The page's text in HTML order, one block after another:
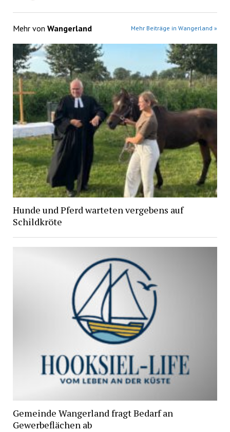
Mehr von Wangerland Mehr Beiträge in Wangerland »
Hunde und Pferd warteten vergebens auf
Schildkröte
Gemeinde Wangerland fragt Bedarf an
Gewerbeflächen ab